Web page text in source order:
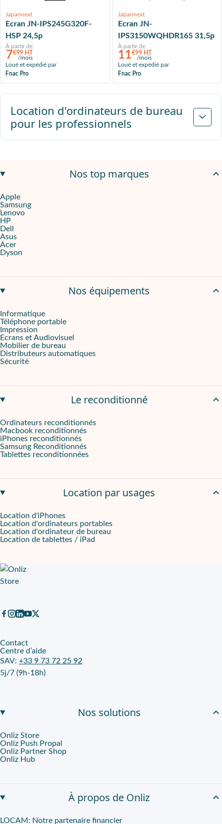
Japannext
Ecran JN-IPS245G320F-
HSP 24,5p
À partir de
7€99 HT
/mois
Loué et expédié par
Fnac Pro
Japannext
Ecran JN-
IPS3150WQHDR165 31,5p
À partir de
11€99 HT
/mois
Loué et expédié par
Fnac Pro
Suivant
Location d'ordinateurs de bureau
pour les professionnels
Nos top marques
Apple
Samsung
Lenovo
HP
Dell
Asus
Acer
Dyson
Nos équipements
Informatique
Téléphone portable
Impression
Ecrans et Audiovisuel
Mobilier de bureau
Distributeurs automatiques
Sécurité
Le reconditionné
Ordinateurs reconditionnés
Macbook reconditionnés
iPhones reconditionnés
Samsung Reconditionnés
Tablettes reconditionnées
Location par usages
Location d'iPhones
Location d'ordinateurs portables
Location d'ordinateur de bureau
Location de tablettes / iPad
Contact
Centre d’aide
SAV: +33 9 73 72 25 92
5j/7 (9h-18h)
Nos solutions
Onliz Store
Onliz Push Propal
Onliz Partner Shop
Onliz Hub
À propos de Onliz
LOCAM: Notre partenaire financier